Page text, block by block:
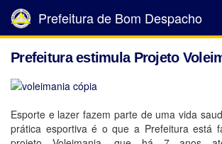
Prefeitura de Bom Despacho
Prefeitura estimula Projeto
Esporte e lazer fazem parte de uma vida
prática esportiva é o que a Prefeitura está